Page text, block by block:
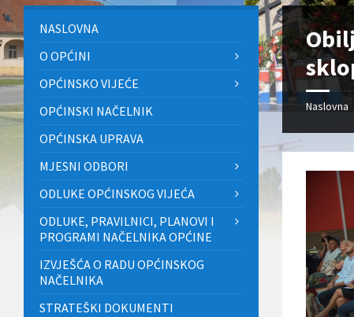
Naslovna
NASLOVNA
O OPĆINI
OPĆINSKO VIJEĆE
OPĆINSKI NAČELNIK
OPĆINSKA UPRAVA
MJESNI ODBORI
ODLUKE OPĆINSKOG VIJEĆA
ODLUKE, PRAVILNICI, PLANOVI I
PROGRAMI NAČELNIKA OPĆINE
IZVJEŠĆA O RADU OPĆINSKOG
NAČELNIKA
STRATEŠKI DOKUMENTI